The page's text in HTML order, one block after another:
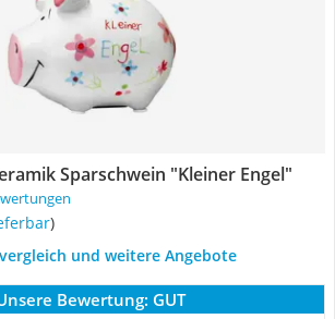
Sparschwein "Kleiner Engel"
)
und weitere Angebote
Bewertung: GUT